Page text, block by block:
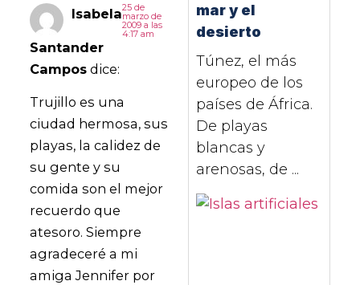
Isabela
Santander
Campos dice:
25 de
marzo de
2009 a las
4:17 am
Trujillo es una
ciudad hermosa, sus
playas, la calidez de
su gente y su
comida son el mejor
recuerdo que
atesoro. Siempre
agradeceré a mi
amiga Jennifer por
mar y el
desierto
Túnez, el más
europeo de los
países de África.
De playas
blancas y
arenosas, de ...